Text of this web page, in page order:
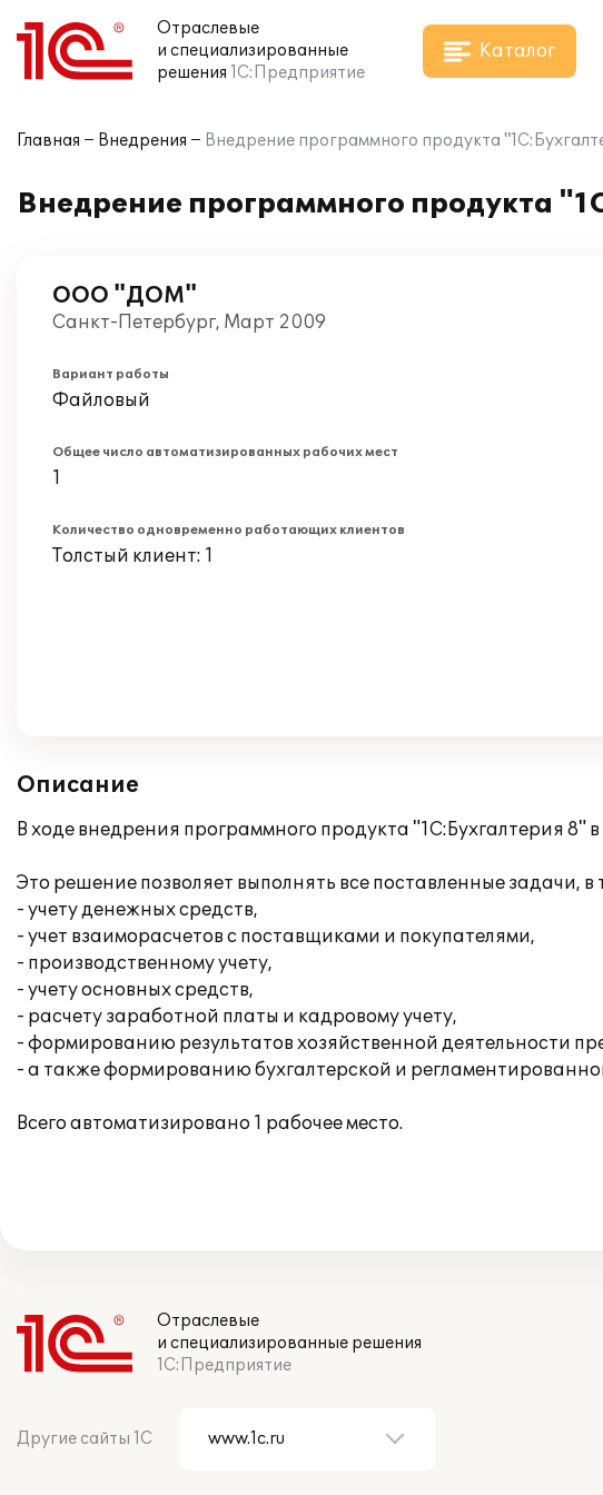
Отраслевые
и специализированные
решения 1С:Предприятие
Каталог
Главная Внедрения Внедрение программного продукта
Внедрение программного продукта
ООО "ДОМ"
Санкт-Петербург, Март 2009
Вариант работы
Файловый
Общее число автоматизированных рабочих мест
1
Количество одновременно работающих клиентов
Толстый клиент: 1
Описание
В ходе внедрения программного продукта "1С:Бухгалтерия
Это решение позволяет выполнять все поставленные задачи,
- учету денежных средств,
- учет взаиморасчетов с поставщиками и покупателями,
- производственному учету,
- учету основных средств,
- расчету заработной платы и кадровому учету,
- формированию результатов хозяйственной деятельности
- а также формированию бухгалтерской и
Всего автоматизировано 1 рабочее место.
Отраслевые
и специализированные решения
1С:Предприятие
Другие сайты 1С